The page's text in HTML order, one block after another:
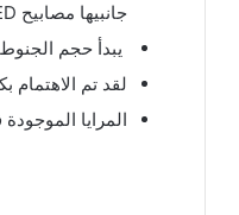
جانبيها مصابيح LED بتصميم مبتكر ذات لمسات أكثر قوة وجرأة
يبدأ حجم الجنوط في سيارة تويوتا سيكويا
لقد تم
المرايا